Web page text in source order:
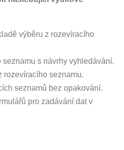
výběru z rozevíracího
s návrhy vyhledávání.
rozevíracího seznamu.
seznamů bez opakování.
pro zadávání dat v